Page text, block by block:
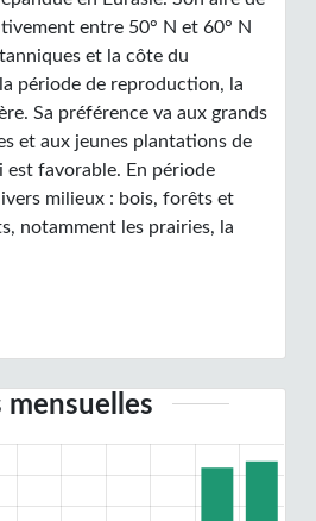
entre 50° N et 60° N
et la côte du
période de reproduction, la
Sa préférence va aux grands
et aux jeunes plantations de
favorable. En période
milieux : bois, forêts et
notamment les prairies, la